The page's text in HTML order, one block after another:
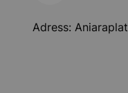
Adress: